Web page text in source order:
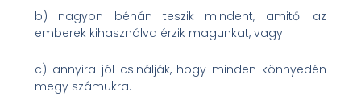
b) nagyon bénán teszik mindent, amitől az
emberek kihasználva érzik magunkat, vagy
c) annyira jól csinálják, hogy minden könnyedén
megy számukra.